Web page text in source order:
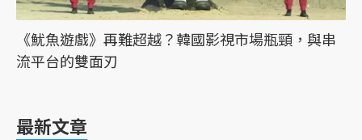
《魷魚遊戲》再難超越？韓國影視市場瓶頸，與串
流平台的雙面刃
最新文章